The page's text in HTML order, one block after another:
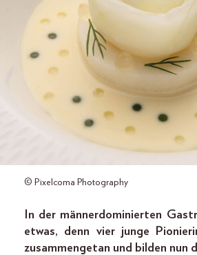
© Pixelcoma Photography
In der männer­dominierten
etwas, denn vier junge
zusammen­getan und bilden nun